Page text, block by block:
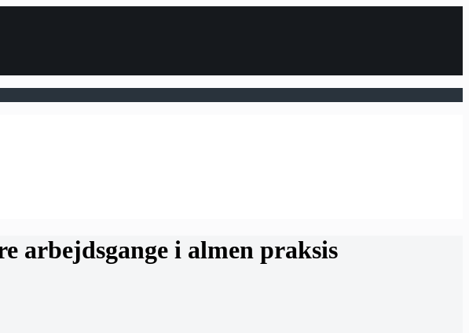
arbejdsgange i almen praksis